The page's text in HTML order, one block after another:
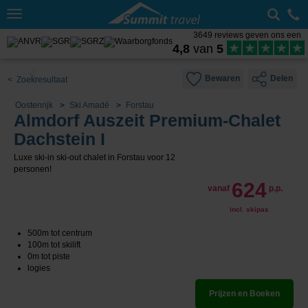
Toggle
3649 reviews geven ons een
4,8 van 5
< Zoekresultaat Bewaren Delen
Oostenrijk Ski Amadé Forstau
Almdorf Auszeit Premium-Chalet
Dachstein I
Luxe ski-in ski-out chalet in Forstau voor 12
personen!
vanaf 624 p.p.
incl. skipas
500m tot centrum
100m tot skilift
0m tot piste
logies
Prijzen en Boeken